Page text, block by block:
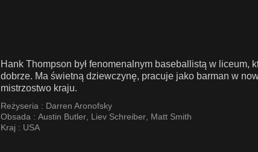
Hank Thompson był fenomenalnym baseballistą w liceum,
dobrze. Ma świetną dziewczynę, pracuje jako barman w
mistrzostwo kraju.
Reżyseria : Darren Aronofsky
Obsada : Austin Butler Liev Schreiber Matt Smith
Kraj : USA